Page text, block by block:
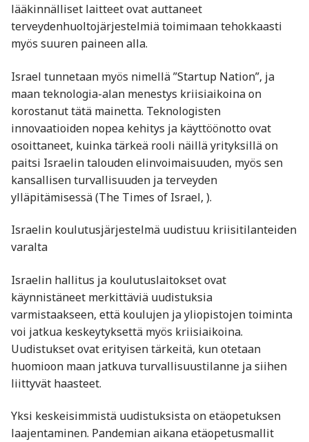
lääkinnälliset laitteet ovat auttaneet
terveydenhuoltojärjestelmiä toimimaan tehokkaasti
myös suuren paineen alla.
Israel tunnetaan myös nimellä ”Startup Nation”, ja
maan teknologia-alan menestys kriisiaikoina on
korostanut tätä mainetta. Teknologisten
innovaatioiden nopea kehitys ja käyttöönotto ovat
osoittaneet, kuinka tärkeä rooli näillä yrityksillä on
paitsi Israelin talouden elinvoimaisuuden, myös sen
kansallisen turvallisuuden ja terveyden
ylläpitämisessä (The Times of Israel, ).
Israelin koulutusjärjestelmä uudistuu kriisitilanteiden
varalta
Israelin hallitus ja koulutuslaitokset ovat
käynnistäneet merkittäviä uudistuksia
varmistaakseen, että koulujen ja yliopistojen toiminta
voi jatkua keskeytyksettä myös kriisiaikoina.
Uudistukset ovat erityisen tärkeitä, kun otetaan
huomioon maan jatkuva turvallisuustilanne ja siihen
liittyvät haasteet.
Yksi keskeisimmistä uudistuksista on etäopetuksen
laajentaminen. Pandemian aikana etäopetusmallit